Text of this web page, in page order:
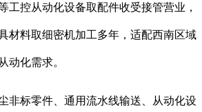
工控从动化设备取配件收受接管营业，
材料取细密机加工多年，适配西南区域
动化需求。
标零件、通用流水线输送、从动化设